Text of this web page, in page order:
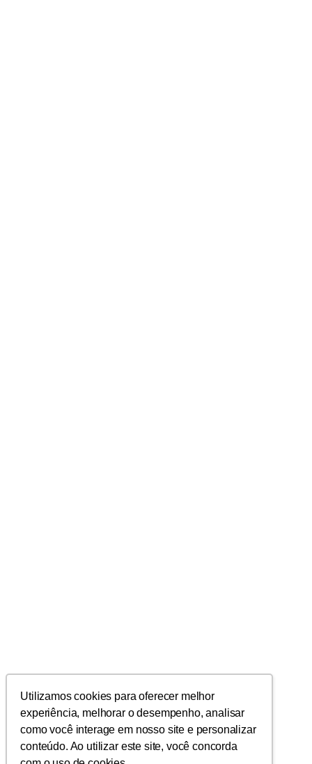
Utilizamos cookies para oferecer melhor
experiência, melhorar o desempenho, analisar
como você interage em nosso site e personalizar
conteúdo. Ao utilizar este site, você concorda